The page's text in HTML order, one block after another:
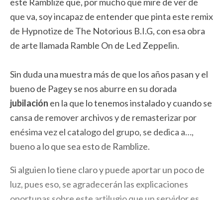
que va, soy incapaz de entender que pinta este remix
de Hypnotize de The Notorious B.I.G, con esa obra
de arte llamada Ramble On de Led Zeppelin.
Sin duda una muestra más de que los años pasan y el
bueno de Pagey se nos aburre en su dorada
jubilación en la que lo tenemos instalado y cuando se
cansa de remover archivos y de remasterizar por
enésima vez el catalogo del grupo, se dedica a…,
bueno a lo que sea esto de Ramblize.
Si alguien lo tiene claro y puede aportar un poco de
luz, pues eso, se agradecerán las explicaciones